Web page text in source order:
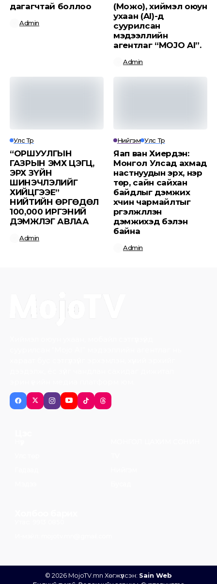
дагагчтай боллоо
Admin
(Можо), хиймэл оюун
ухаан (AI)-д
суурилсан
мэдээллийн
агентлаг “MOJO AI”.
Admin
Улс Төр
“ОРШУУЛГЫН
ГАЗРЫН ЭМХ ЦЭГЦ,
ЭРХ ЗҮЙН
ШИНЭЧЛЭЛИЙГ
ХИЙЦГЭЭЕ”
НИЙТИЙН ӨРГӨДӨЛ
100,000 ИРГЭНИЙ
ДЭМЖЛЭГ АВЛАА
Admin
Нийгэм Улс Төр
Яап ван Хиердэн:
Монгол Улсад ахмад
настнуудын эрх, нэр
төр, сайн сайхан
байдлыг дэмжих
хүчин чармайлтыг
үргэлжлүүлэн
дэмжихэд бэлэн
байна
Admin
© 2026 MojoTV.mn Хөгжүүлсэн: Sain Web